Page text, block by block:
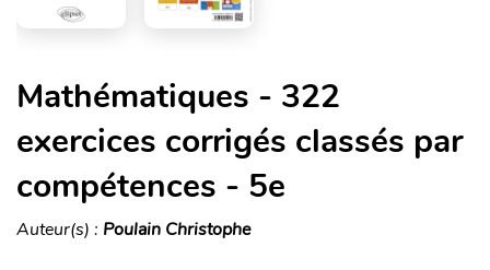
Mathématiques - 322
exercices corrigés classés par
compétences - 5e
Auteur(s) : Poulain Christophe